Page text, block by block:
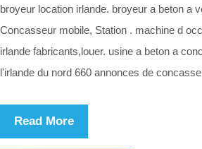
broyeur location irlande. broyeur a beton a
Concasseur mobile, Station . machine d
irlande fabricants,louer. usine a beton a
l'irlande du nord 660 annonces de
Read More